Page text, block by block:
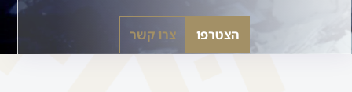
הצטרפו צרו קשר